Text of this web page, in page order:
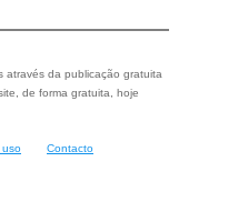
através da publicação gratuita
de forma gratuita, hoje
uso Contacto